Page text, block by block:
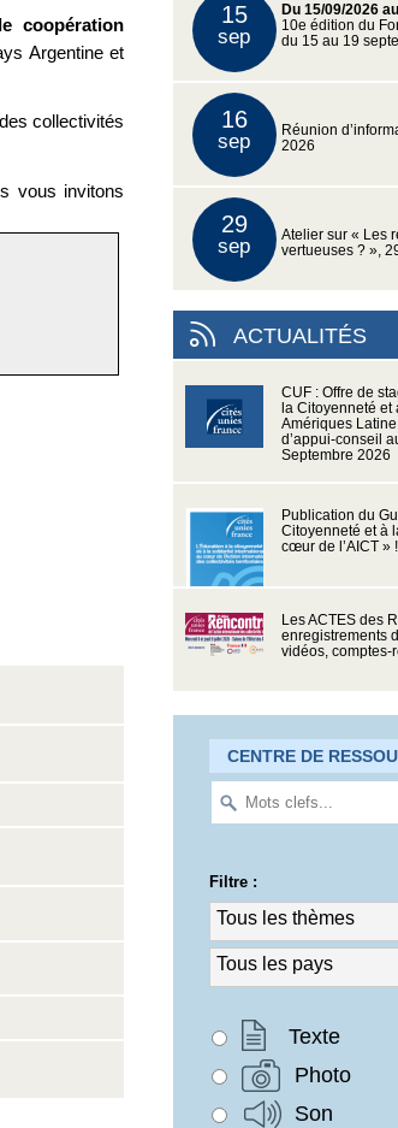
coopération
Argentine et
collectivités
vous invitons
15
sep
Du 15/09/2026
10e édition du
du 15 au 19
16
sep
Réunion
2026
29
sep
Atelier sur « Les
vertueuses ? »,
ACTUALITÉS
CUF : Offre de
la Citoyenneté et
Amériques
d’appui-conseil
Septembre 2026
Publication du
Citoyenneté et à
cœur de l’AICT » !
Les ACTES des
enregistrements
vidéos, comptes-
CENTRE DE
Filtre :
Texte
Photo
Son